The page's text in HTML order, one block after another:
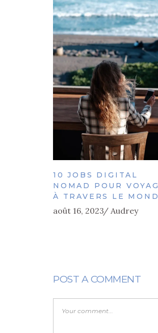
10 JOBS DIGITAL
NOMAD POUR
À TRAVERS LE
août 16, 2023 Audrey
POST A COMMENT